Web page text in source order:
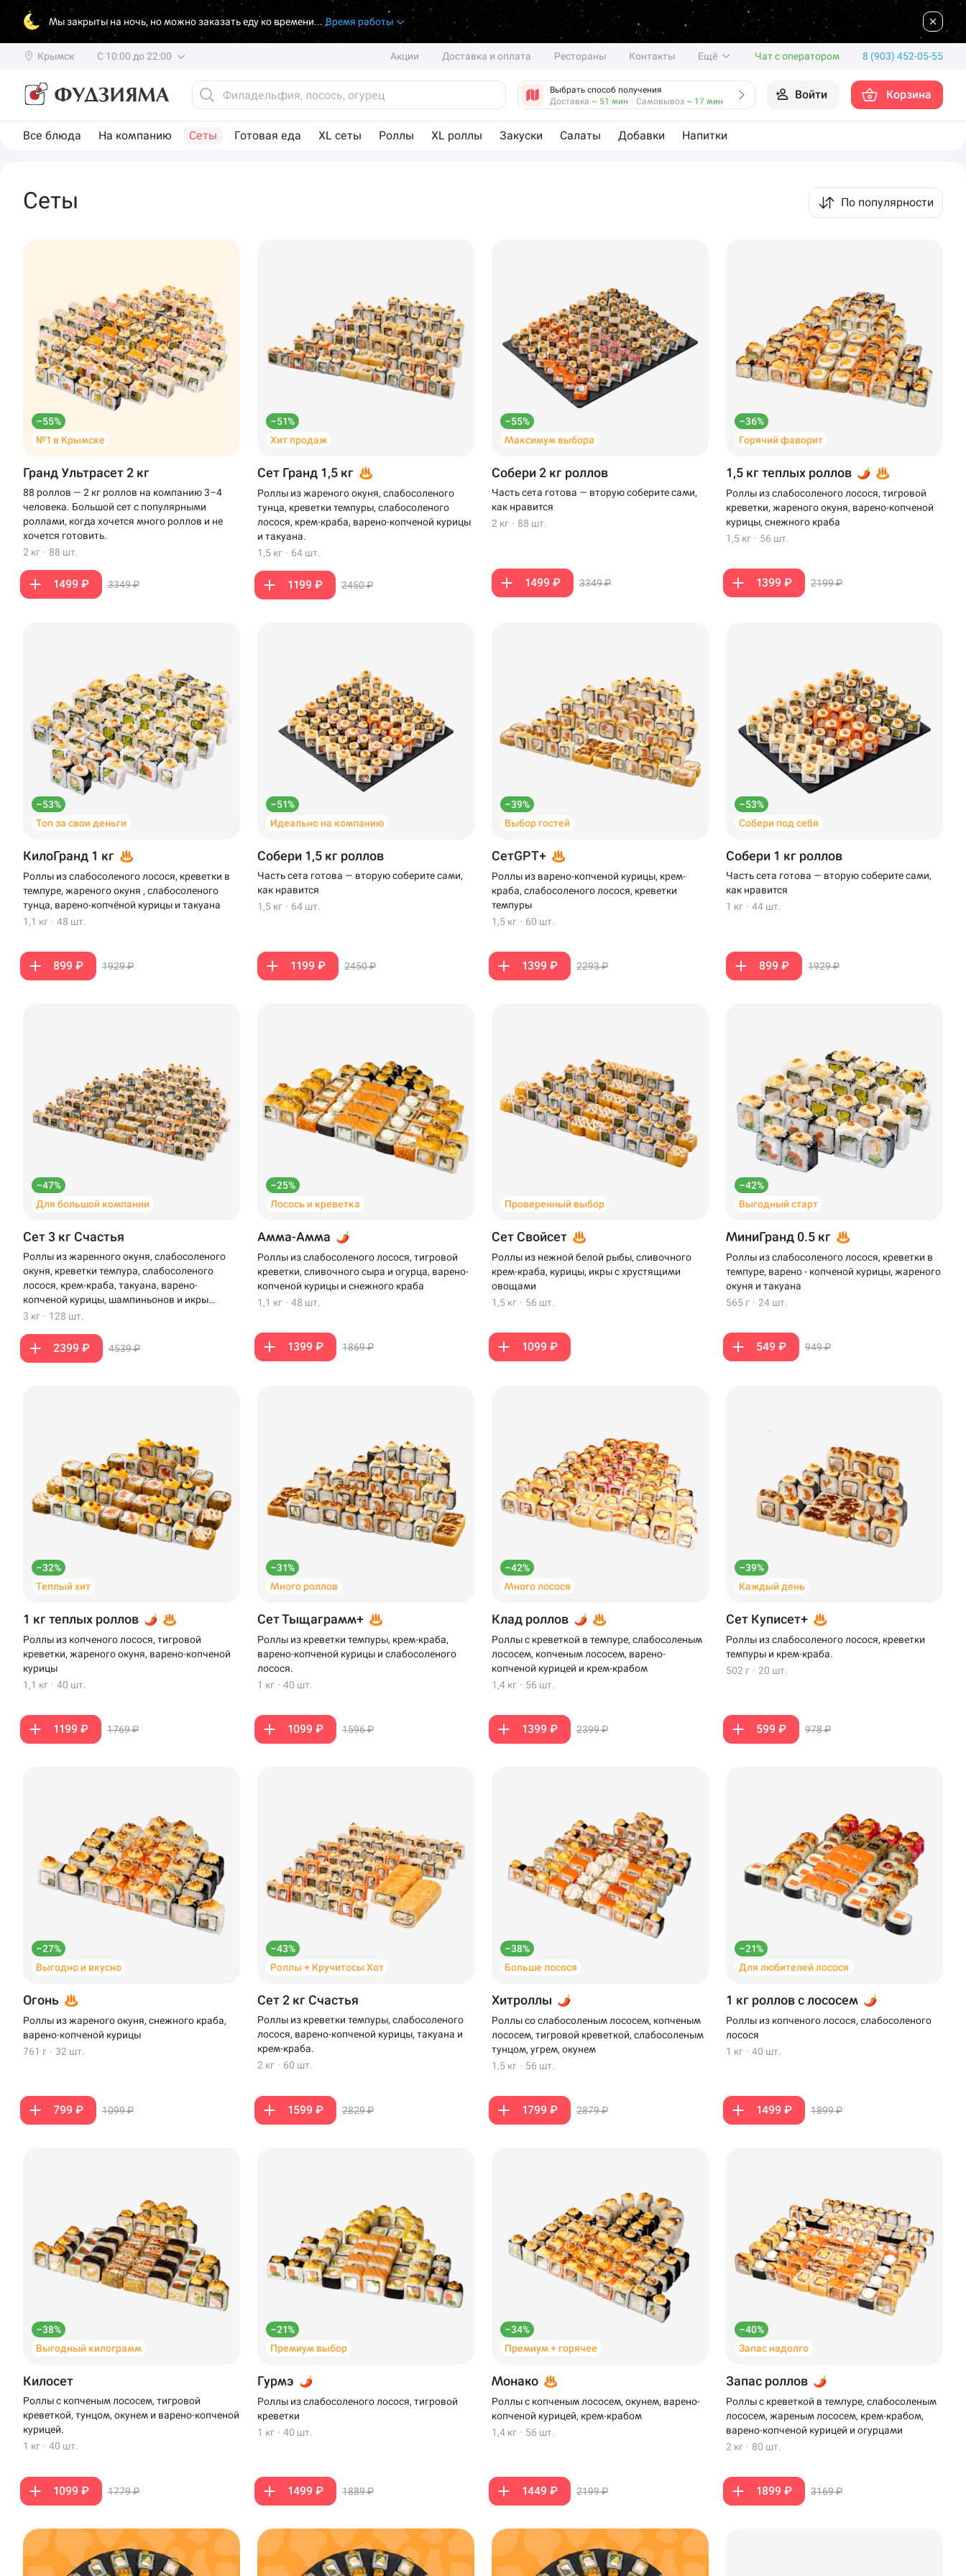
Мы закрыты на ночь, но можно заказать еду ко времени... Время работы
Крымск С 10:00 до 22:00 Акции Доставка и оплата Рестораны Контакты Ещё Чат с оператором 8 (903) 452-05-55
Выбрать способ получения
Доставка ~ 51 мин · Самовывоз ~ 17 мин Войти Корзина
Все блюда На компанию Сеты Готовая еда XL сеты Роллы XL роллы Закуски Салаты Добавки Напитки
Сеты По популярности
–55%
№1 в Крымске
Гранд Ультрасет 2 кг
88 роллов — 2 кг роллов на компанию 3–4
человека. Большой сет с популярными
роллами, когда хочется много роллов и не
хочется готовить.
2 кг · 88 шт.
1499 ₽ 3349 ₽
–51%
Хит продаж
Сет Гранд 1,5 кг
Роллы из жареного окуня, слабосоленого
тунца, креветки темпуры, слабосоленого
лосося, крем-краба, варено-копченой курицы
и такуана.
1,5 кг · 64 шт.
1199 ₽ 2450 ₽
–55%
Максимум выбора
Собери 2 кг роллов
Часть сета готова — вторую соберите сами,
как нравится
2 кг · 88 шт.
1499 ₽ 3349 ₽
–36%
Горячий фаворит
1,5 кг теплых роллов
Роллы из слабосоленого лосося, тигровой
креветки, жареного окуня, варено-копченой
курицы, снежного краба
1,5 кг · 56 шт.
1399 ₽ 2199 ₽
–53%
Топ за свои деньги
КилоГранд 1 кг
Роллы из слабосоленого лосося, креветки в
темпуре, жареного окуня , слабосоленого
тунца, варено-копчёной курицы и такуана
1,1 кг · 48 шт.
899 ₽ 1929 ₽
–51%
Идеально на компанию
Собери 1,5 кг роллов
Часть сета готова — вторую соберите сами,
как нравится
1,5 кг · 64 шт.
1199 ₽ 2450 ₽
–39%
Выбор гостей
СетGPT+
Роллы из варено-копченой курицы, крем-
краба, слабосоленого лосося, креветки
темпуры
1,5 кг · 60 шт.
1399 ₽ 2293 ₽
–53%
Собери под себя
Собери 1 кг роллов
Часть сета готова — вторую соберите сами,
как нравится
1 кг · 44 шт.
899 ₽ 1929 ₽
–47%
Для большой компании
Сет 3 кг Счастья
Роллы из жаренного окуня, слабосоленого
окуня, креветки темпура, слабосоленого
лосося, крем-краба, такуана, варено-
копченой курицы, шампиньонов и икры
масаго
3 кг · 128 шт.
2399 ₽ 4539 ₽
–25%
Лосось и креветка
Амма-Амма
Роллы из слабосоленого лосося, тигровой
креветки, сливочного сыра и огурца, варено-
копченой курицы и снежного краба
1,1 кг · 48 шт.
1399 ₽ 1869 ₽
Проверенный выбор
Сет Свойсет
Роллы из нежной белой рыбы, сливочного
крем-краба, курицы, икры с хрустящими
овощами
1,5 кг · 56 шт.
1099 ₽
–42%
Выгодный старт
МиниГранд 0.5 кг
Роллы из слабосоленого лосося, креветки в
темпуре, варено - копченой курицы, жареного
окуня и такуана
565 г · 24 шт.
549 ₽ 949 ₽
–32%
Теплый хит
1 кг теплых роллов
Роллы из копченого лосося, тигровой
креветки, жареного окуня, варено-копченой
курицы
1,1 кг · 40 шт.
1199 ₽ 1769 ₽
–31%
Много роллов
Сет Тыщаграмм+
Роллы из креветки темпуры, крем-краба,
варено-копченой курицы и слабосоленого
лосося.
1 кг · 40 шт.
1099 ₽ 1596 ₽
–42%
Много лосося
Клад роллов
Роллы с креветкой в темпуре, слабосоленым
лососем, копченым лососем, варено-
копченой курицей и крем-крабом
1,4 кг · 56 шт.
1399 ₽ 2399 ₽
–39%
Каждый день
Сет Куписет+
Роллы из слабосоленого лосося, креветки
темпуры и крем-краба.
502 г · 20 шт.
599 ₽ 978 ₽
–27%
Выгодно и вкусно
Огонь
Роллы из жареного окуня, снежного краба,
варено-копченой курицы
761 г · 32 шт.
799 ₽ 1099 ₽
–43%
Роллы + Кручитосы Хот
Сет 2 кг Счастья
Роллы из креветки темпуры, слабосоленого
лосося, варено-копченой курицы, такуана и
крем-краба.
2 кг · 60 шт.
1599 ₽ 2829 ₽
–38%
Больше лосося
Хитроллы
Роллы со слабосоленым лососем, копченым
лососем, тигровой креветкой, слабосоленым
тунцом, угрем, окунем
1,5 кг · 56 шт.
1799 ₽ 2879 ₽
–21%
Для любителей лосося
1 кг роллов с лососем
Роллы из копченого лосося, слабосоленого
лосося
1 кг · 40 шт.
1499 ₽ 1899 ₽
–38%
Выгодный килограмм
Килосет
Роллы с копченым лососем, тигровой
креветкой, тунцом, окунем и варено-копченой
курицей.
1 кг · 40 шт.
1099 ₽ 1779 ₽
–21%
Премиум выбор
Гурмэ
Роллы из слабосоленого лосося, тигровой
креветки
1 кг · 40 шт.
1499 ₽ 1889 ₽
–34%
Премиум + горячее
Монако
Роллы с копченым лососем, окунем, варено-
копченой курицей, крем-крабом
1,4 кг · 56 шт.
1449 ₽ 2199 ₽
–40%
Запас надолго
Запас роллов
Роллы с креветкой в темпуре, слабосоленым
лососем, жареным лососем, крем-крабом,
варено-копченой курицей и огурцами
2 кг · 80 шт.
1899 ₽ 3169 ₽
Самовывоз